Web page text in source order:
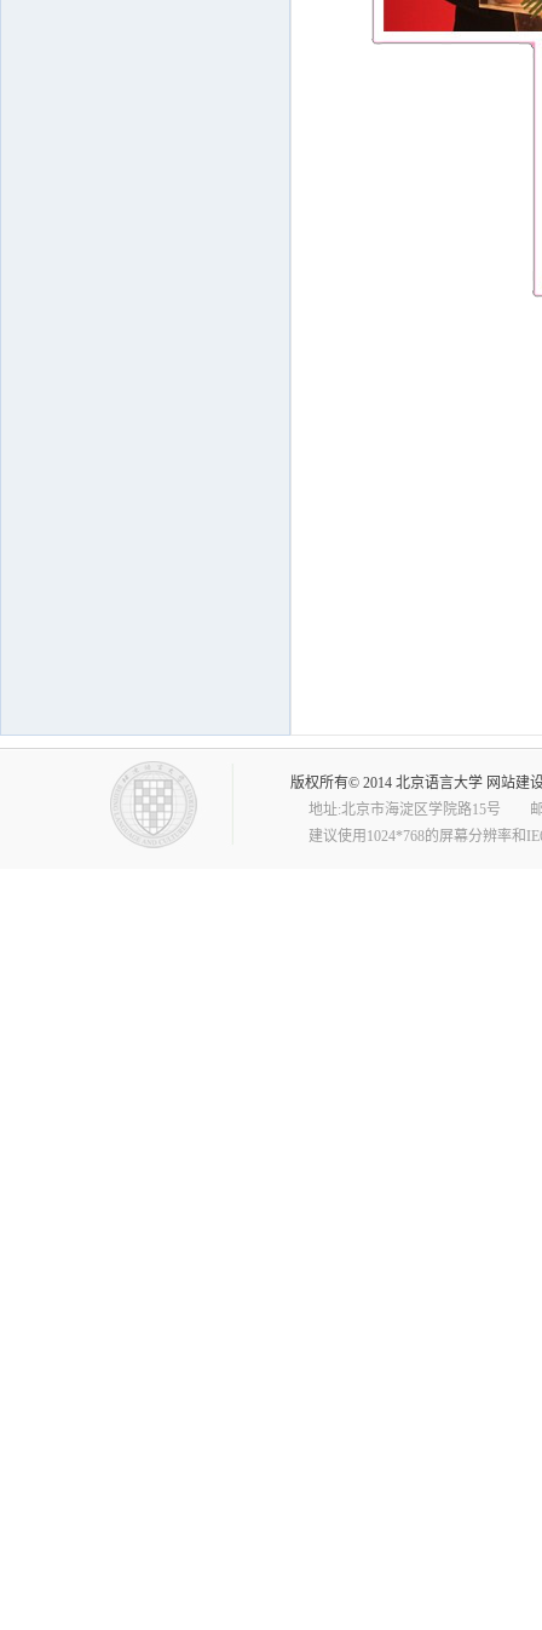
版权所有© 2014 北京语言大学 网站建
地址:北京市海淀区学院路15号 邮
建议使用1024*768的屏幕分辨率和